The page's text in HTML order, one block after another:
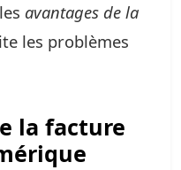
avantages de la
les problèmes
la facture